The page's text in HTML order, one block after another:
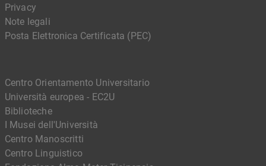
Centro Orientamento Universitario
Università europea - EC2U
Biblioteche
I Musei dell'Università
Centro Manoscritti
Centro Linguistico
Privacy
Note legali
Posta Elettronica Certificata (PEC)